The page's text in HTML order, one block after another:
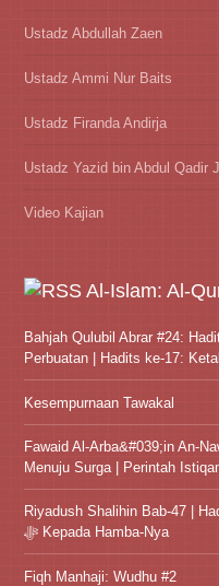
Ustadz Abdullah Zaen
Ustadz Ammi Nur Baits
Ustadz Firanda Andirja
Ustadz Yazid bin Abdul Qadir
Video Kajian
Al-Islam: Al-
Bahjah Qulubil Abrar #24:
Perbuatan | Hadits ke-17:
Kesempurnaan Tawakal
Fawaid Al-Arba&#039;in An-
Menuju Surga | Perintah
Riyadush Shalihin Bab-47 |
ﷻ Kepada Hamba-Nya
Fiqh Manhaji: Wudhu #2